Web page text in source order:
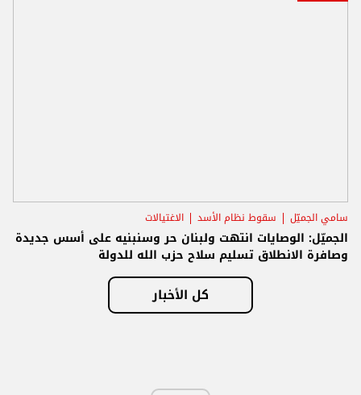
سامي الجميّل سقوط نظام الأسد الاغتيالات
الجميّل: الوصايات انتهت ولبنان حر وسنبنيه على أسس جديدة
وصافرة الانطلاق تسليم سلاح حزب الله للدولة
كل الأخبار